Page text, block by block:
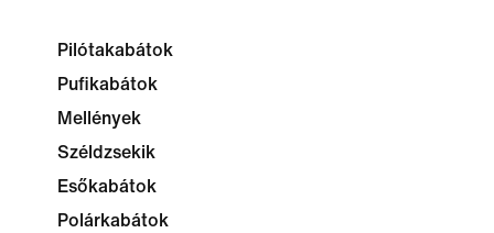
Pilótakabátok
Pufikabátok
Mellények
Széldzsekik
Esőkabátok
Polárkabátok